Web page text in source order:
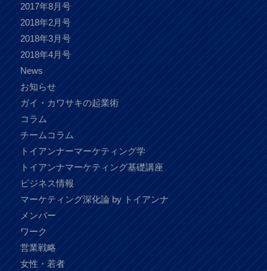
2017年8月号
2018年2月号
2018年3月号
2018年4月号
News
お知らせ
ガイ・カワサキの起業術
コラム
チームコラム
トイアンナーマーケティング学
トイアンナマーケティング基礎講座
ビジネス情報
マーケティング深化論 by トイアンナ
メンバー
ワーク
営業戦略
女性・若者